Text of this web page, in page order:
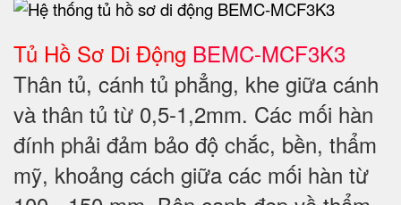
Tủ Hồ Sơ Di Động BEMC-MCF3K3
Thân tủ, cánh tủ phẳng, khe giữa cánh
và thân tủ từ 0,5-1,2mm. Các mối hàn
đính phải đảm bảo độ chắc, bền, thẩm
mỹ, khoảng cách giữa các mối hàn từ